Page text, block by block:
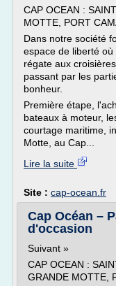
CAP OCEAN :
MOTTE, PORT
Dans notre société
espace de liberté
régate aux
passant par les
bonheur.
Première étape,
bateaux à moteur,
courtage maritime,
Motte, au Cap...
Lire la suite
Site : cap-ocean.fr
Cap Océan –
d'occasion
Suivant »
CAP OCEAN :
GRANDE MOTTE,